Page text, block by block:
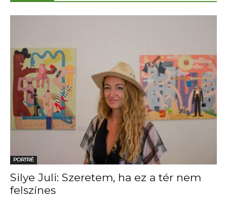
PORTRÉ
Silye Juli: Szeretem, ha ez a tér nem
felszínes